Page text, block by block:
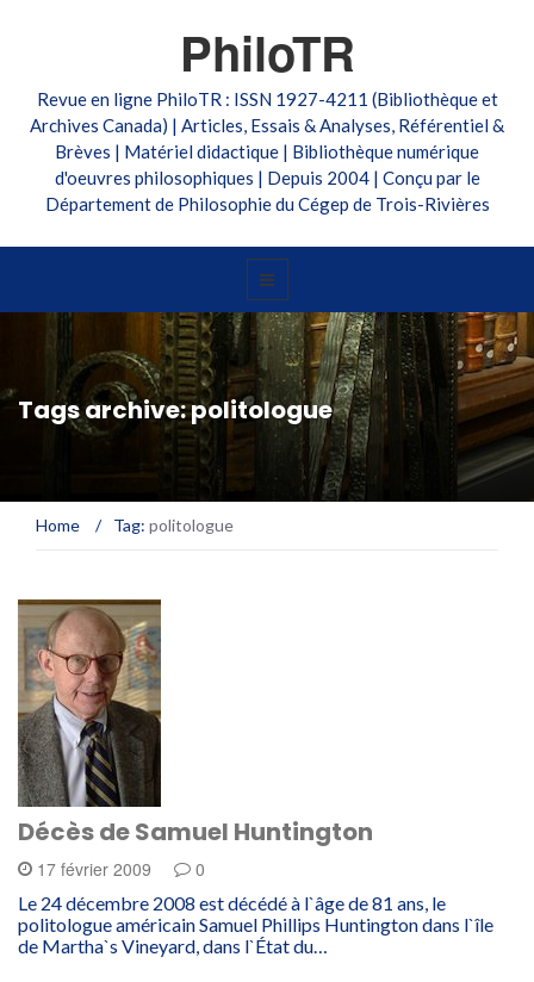
PhiloTR
Revue en ligne PhiloTR : ISSN 1927-4211 (Bibliothèque et
Archives Canada) | Articles, Essais & Analyses, Référentiel &
Brèves | Matériel didactique | Bibliothèque numérique
d'oeuvres philosophiques | Depuis 2004 | Conçu par le
Département de Philosophie du Cégep de Trois-Rivières
Tags archive: politologue
Home / Tag: politologue
Décès de Samuel Huntington
17 février 2009 0
Le 24 décembre 2008 est décédé à l`âge de 81 ans, le
politologue américain Samuel Phillips Huntington dans l`île
de Martha`s Vineyard, dans l`État du…